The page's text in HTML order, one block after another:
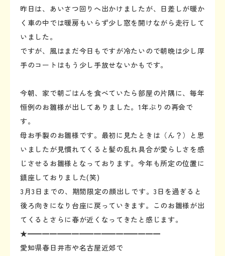
昨日は、あいさつ回りへ出かけましたが、日差しが暖か
く車の中では暖房もいらず少し窓を開けながら走行して
いました。
ですが、風はまだ今日もですが冷たいので朝晩は少し厚
手のコートはもう少し手放せないかもです。
今朝、家で朝ごはんを食べていたら部屋の片隅に、毎年
恒例のお雛様が出してありました。1年ぶりの再会で
す。
母お手製のお雛様です。最初に見たときは（ん？）と思
いましたが見慣れてくると髪の乱れ具合が愛らしさを感
じさせるお雛様となっております。今年も所定の位置に
鎮座しておりました(笑)
3月3日までの、期間限定の顔出しです。3日を過ぎると
後ろ向きになり台座に戻っていきます。このお雛様が出
てくるとさらに春が近くなってきたと感じます。
★━━━━━━━━━━━━━━━━━━
愛知県春日井市や名古屋近郊で